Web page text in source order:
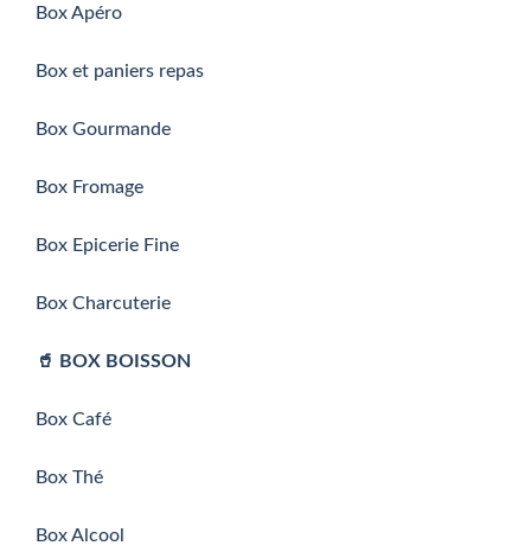
Box Apéro
Box et paniers repas
Box Gourmande
Box Fromage
Box Epicerie Fine
Box Charcuterie
🥤 BOX BOISSON
Box Café
Box Thé
Box Alcool